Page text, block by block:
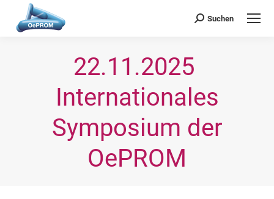
Search:
Suchen
OePROM
Österreichische Gesellschaft für Probiotische Medizin
22.11.2025 
Internationales
Symposium der
OePROM